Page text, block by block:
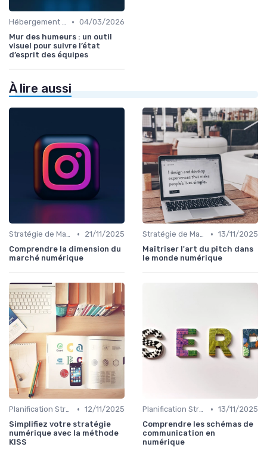
Hébergement et Maintenance Web • 04/03/2026
Mur des humeurs : un outil
visuel pour suivre l’état
d’esprit des équipes
À lire aussi
Stratégie de Marketing Digital •
21/11/2025
Comprendre la dimension du
marché numérique
Stratégie de Marketing Digital • 13/11/2025
Maîtriser l'art du pitch dans
le monde numérique
Planification Stratégique Digitale • 12/11/2025
Simplifiez votre stratégie
numérique avec la méthode
KISS
Planification Stratégique Digitale • 13/11/2025
Comprendre les schémas de
communication en
numérique